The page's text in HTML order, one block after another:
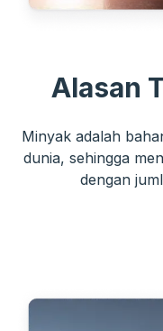
Alasan
Minyak adalah
dunia, sehingga
dengan